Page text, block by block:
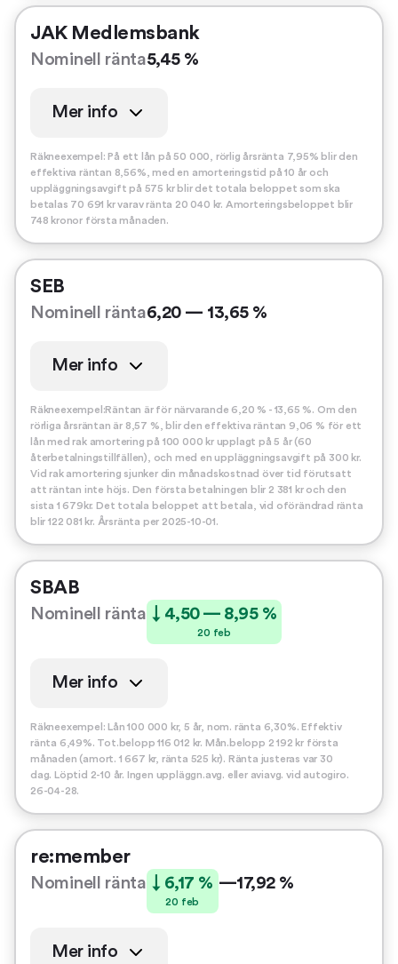
JAK Medlemsbank
Nominell ränta5,45 %
Mer info
Räkneexempel: På ett lån på 50 000, rörlig årsränta 7,95% blir den
effektiva räntan 8,56%, med en amorteringstid på 10 år och
uppläggningsavgift på 575 kr blir det totala beloppet som ska
betalas 70 691 kr varav ränta 20 040 kr. Amorteringsbeloppet blir
748 kronor första månaden.
SEB
Nominell ränta6,20 — 13,65 %
Mer info
Räkneexempel:Räntan är för närvarande 6,20 % - 13,65 %. Om den
rörliga årsräntan är 8,57 %, blir den effektiva räntan 9,06 % för ett
lån med rak amortering på 100 000 kr upplagt på 5 år (60
återbetalningstillfällen), och med en uppläggningsavgift på 300 kr.
Vid rak amortering sjunker din månadskostnad över tid förutsatt
att räntan inte höjs. Den första betalningen blir 2 381 kr och den
sista 1 679kr. Det totala beloppet att betala, vid oförändrad ränta
blir 122 081 kr. Årsränta per 2025-10-01.
SBAB
Nominell ränta ↓ 4,50 — 8,95 %
20 feb
Mer info
Räkneexempel: Lån 100 000 kr, 5 år, nom. ränta 6,30%. Effektiv
ränta 6,49%. Tot.belopp 116 012 kr. Mån.belopp 2 192 kr första
månaden (amort. 1 667 kr, ränta 525 kr). Ränta justeras var 30
dag. Löptid 2-10 år. Ingen uppläggn.avg. eller aviavg. vid autogiro.
26-04-28.
re:member
Nominell ränta ↓ 6,17 %
20 feb
—17,92 %
Mer info